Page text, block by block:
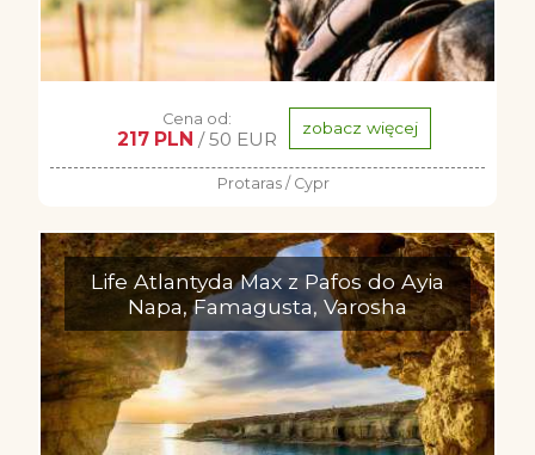
Cena od:
217 PLN / 50 EUR zobacz więcej
Protaras / Cypr
Life Atlantyda Max z Pafos do Ayia
Napa, Famagusta, Varosha